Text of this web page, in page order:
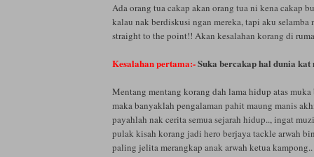
Ada orang tua cakap akan orang tua ni kena cakap
kalau nak berdiskusi ngan mereka, tapi aku selamba
straight to the point!! Akan kesalahan korang di
Kesalahan pertama:-Suka bercakap hal dunia kat
Mentang mentang korang dah lama hidup atas
maka banyaklah pengalaman pahit maung manis
payahlah nak cerita semua sejarah hidup.., ingat
pulak kisah korang jadi hero berjaya tackle arwah
paling jelita merangkap anak arwah ketua kampong..